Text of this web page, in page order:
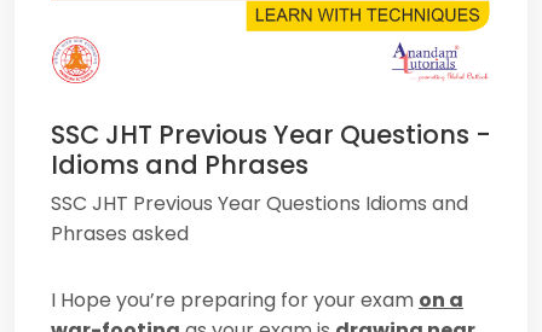
SSC JHT Previous Year Questions -
Idioms and Phrases
SSC JHT Previous Year Questions Idioms and
Phrases asked
I Hope you’re preparing for your exam on a